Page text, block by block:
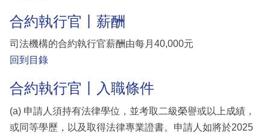
合約執行官丨薪酬
司法機構的合約執行官薪酬由每月40,000元
回到目錄
合約執行官丨入職條件
(a) 申請人須持有法律學位，並考取二級榮譽或以上成績，
或同等學歷，以及取得法律專業證書。申請人如將於2025